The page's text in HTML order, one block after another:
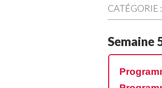
CATÉGORIE :
Semaine